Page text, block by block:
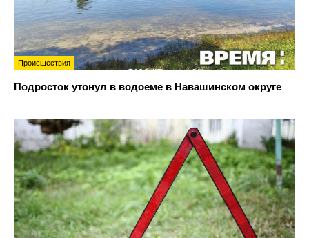
Происшествия
Подросток утонул в водоеме в Навашинском округе